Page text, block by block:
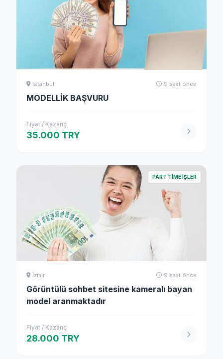
Istanbul 9 saat önce
MODELLİK BAŞVURU
Fiyat / Kazanç
35.000 TRY
PART TIME İŞLER
İzmir 9 saat önce
Görüntülü sohbet sitesine kameralı bayan
model aranmaktadır
Fiyat / Kazanç
28.000 TRY